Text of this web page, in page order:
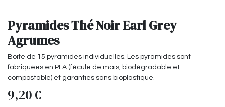
Pyramides Thé Noir Earl Grey
Agrumes
Boite de 15 pyramides individuelles. Les pyramides sont
fabriquées en PLA (fécule de maïs, biodégradable et
compostable) et garanties sans bioplastique.
9,20€